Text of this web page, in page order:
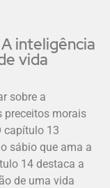
inteligência
vida
sobre a
preceitos morais
capítulo 13
sábio que ama a
14 destaca a
de uma vida